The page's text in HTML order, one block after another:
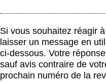
Si vous souhaitez réagir
laisser un message en
ci-dessous. Votre
sauf avis contraire de
prochain numéro de la